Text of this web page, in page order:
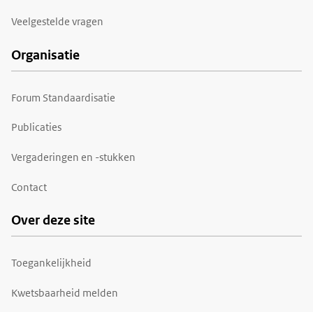
Veelgestelde vragen
Organisatie
Forum Standaardisatie
Publicaties
Vergaderingen en -stukken
Contact
Over deze site
Toegankelijkheid
Kwetsbaarheid melden